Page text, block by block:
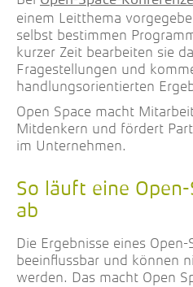
einem Leitthema
selbst bestimmen
kurzer Zeit bearbeiten sie
Fragestellungen und
handlungsorientierten
Open Space macht
Mitdenkern und fördert
im Unternehmen.
So läuft eine
ab
Die Ergebnisse eines
beeinflussbar und können
werden. Das macht Open